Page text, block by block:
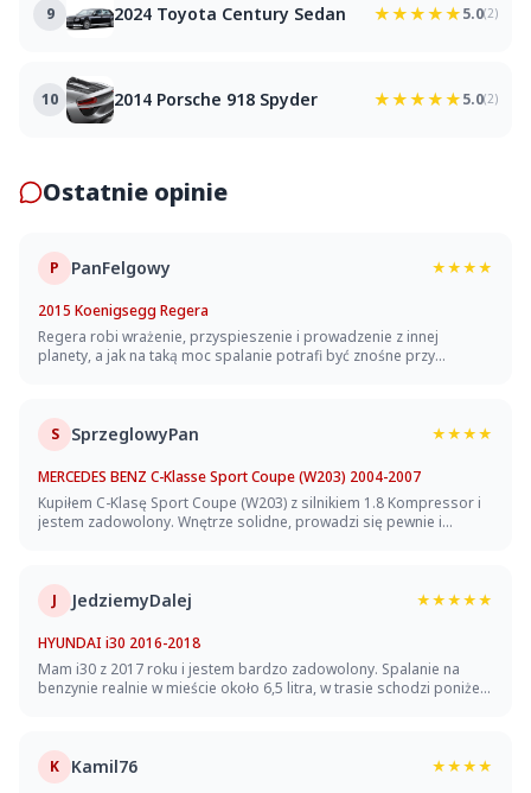
9 2024 Toyota Century Sedan ★★★★★5.0(2)
10 2014 Porsche 918 Spyder ★★★★★5.0(2)
Ostatnie opinie
P PanFelgowy ★★★★
2015 Koenigsegg Regera
Regera robi wrażenie, przyspieszenie i prowadzenie z innej
planety, a jak na taką moc spalanie potrafi być znośne przy
trzeba się mocno pakować. Cena kosmiczna, ale za te osiągi i
unikatowość dałem cztery gwiazdki.
S SprzeglowyPan ★★★★
MERCEDES BENZ C-Klasse Sport Coupe (W203) 2004-2007
Kupiłem C-Klasę Sport Coupe (W203) z silnikiem 1.8 Kompressor i
jestem zadowolony. Wnętrze solidne, prowadzi się pewnie i
klapie i progach, więc trzeba pilnować.
J JedziemyDalej ★★★★★
HYUNDAI i30 2016-2018
Mam i30 z 2017 roku i jestem bardzo zadowolony. Spalanie na
benzynie realnie w mieście około 6,5 litra, w trasie schodzi poniżej
K
Kamil76 ★★★★